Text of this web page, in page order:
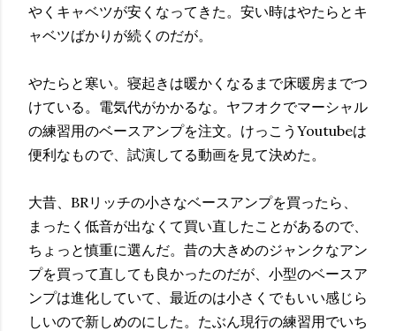
やくキャベツが安くなってきた。安い時はやたらとキ
ャベツばかりが続くのだが。
やたらと寒い。寝起きは暖かくなるまで床暖房までつ
けている。電気代がかかるな。ヤフオクでマーシャル
の練習用のベースアンプを注文。けっこうYoutubeは
便利なもので、試演してる動画を見て決めた。
大昔、BRリッチの小さなベースアンプを買ったら、
まったく低音が出なくて買い直したことがあるので、
ちょっと慎重に選んだ。昔の大きめのジャンクなアン
プを買って直しても良かったのだが、小型のベースア
ンプは進化していて、最近のは小さくでもいい感じら
しいので新しめのにした。たぶん現行の練習用でいち